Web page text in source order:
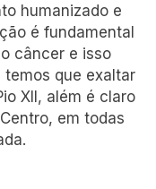
humanizado e
é fundamental
câncer e isso
que exaltar
XII, além é claro
em todas